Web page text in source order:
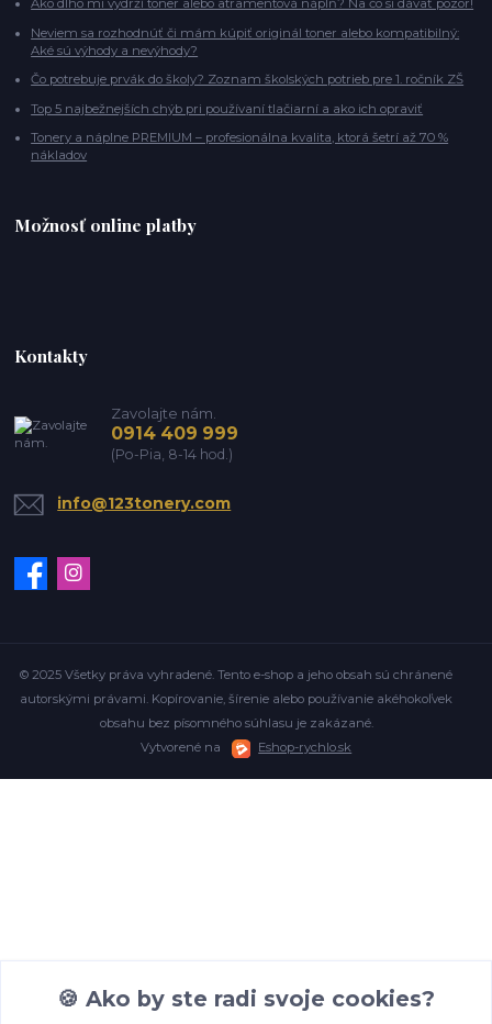
Ako dlho mi vydrží toner alebo atramentová náplň? Na čo si dávať pozor!
Neviem sa rozhodnúť či mám kúpiť originál toner alebo kompatibilný:
Aké sú výhody a nevýhody?
Čo potrebuje prvák do školy? Zoznam školských potrieb pre 1. ročník ZŠ
Top 5 najbežnejších chýb pri používaní tlačiarní a ako ich opraviť
Tonery a náplne PREMIUM – profesionálna kvalita, ktorá šetrí až 70 %
nákladov
Možnosť online platby
Kontakty
Zavolajte nám.
0914 409 999
(Po-Pia, 8-14 hod.)
info@123tonery.com
© 2025 Všetky práva vyhradené. Tento e-shop a jeho obsah sú chránené
autorskými právami. Kopírovanie, šírenie alebo používanie akéhokoľvek
obsahu bez písomného súhlasu je zakázané.
Vytvorené na
Eshop-rychlo.sk
🍪 Ako by ste radi svoje cookies?